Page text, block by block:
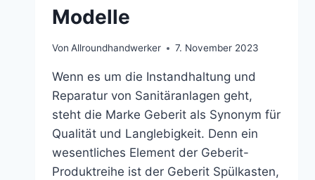
Modelle
Von Allroundhandwerker 7. November 2023
Wenn es um die Instandhaltung und
Reparatur von Sanitäranlagen geht,
steht die Marke Geberit als Synonym für
Qualität und Langlebigkeit. Denn ein
wesentliches Element der Geberit-
Produktreihe ist der Geberit Spülkasten,